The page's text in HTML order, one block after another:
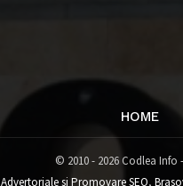
HOME
© 2010 - 2026 Codlea
Advertoriale si Promovare SEO,